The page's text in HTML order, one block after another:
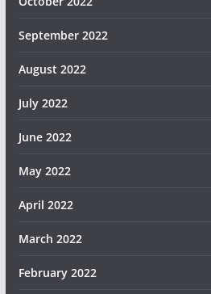
September 2022
August 2022
July 2022
June 2022
May 2022
April 2022
March 2022
February 2022